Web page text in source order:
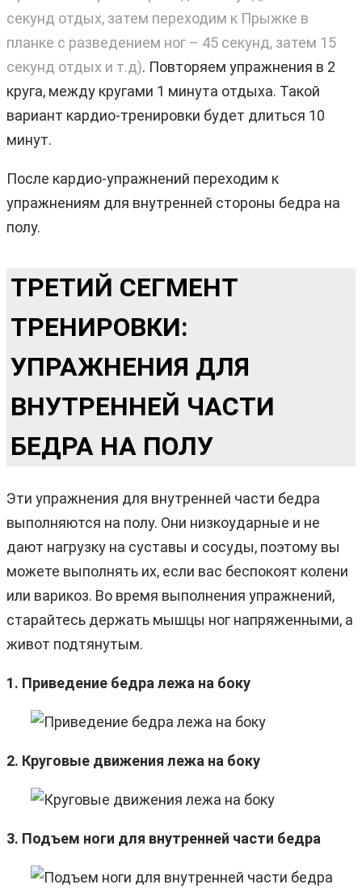
секунд отдых, затем переходим к Прыжкe в
планке с разведением ног – 45 секунд, затем 15
секунд отдых и т.д). Повторяем упражнения в 2
круга, между кругами 1 минута отдыха. Такой
вариант кардио-тренировки будет длиться 10
минут.
После кардио-упражнений переходим к
упражнениям для внутренней стороны бедра на
полу.
ТРЕТИЙ СЕГМЕНТ
ТРЕНИРОВКИ:
УПРАЖНЕНИЯ ДЛЯ
ВНУТРЕННЕЙ ЧАСТИ
БЕДРА НА ПОЛУ
Эти упражнения для внутренней части бедра
выполняются на полу. Они низкоударные и не
дают нагрузку на суставы и сосуды, поэтому вы
можете выполнять их, если вас беспокоят колени
или варикоз. Во время выполнения упражнений,
старайтесь держать мышцы ног напряженными, а
живот подтянутым.
1. Приведение бедра лежа на боку
2. Круговые движения лежа на боку
3. Подъем ноги для внутренней части бедра